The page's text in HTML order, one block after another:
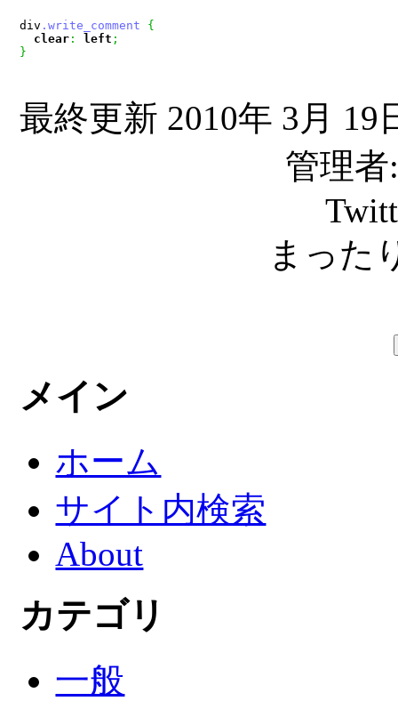
div .write_comment
{
clear : left ;
}
最終更新 2010年 3月
管理者
まった
メイン
ホーム
サイト内検索
About
カテゴリ
一般